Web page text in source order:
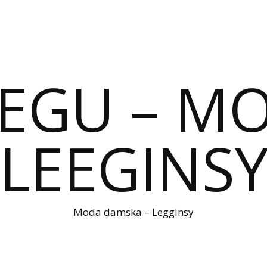
–
Moda damska – Legginsy